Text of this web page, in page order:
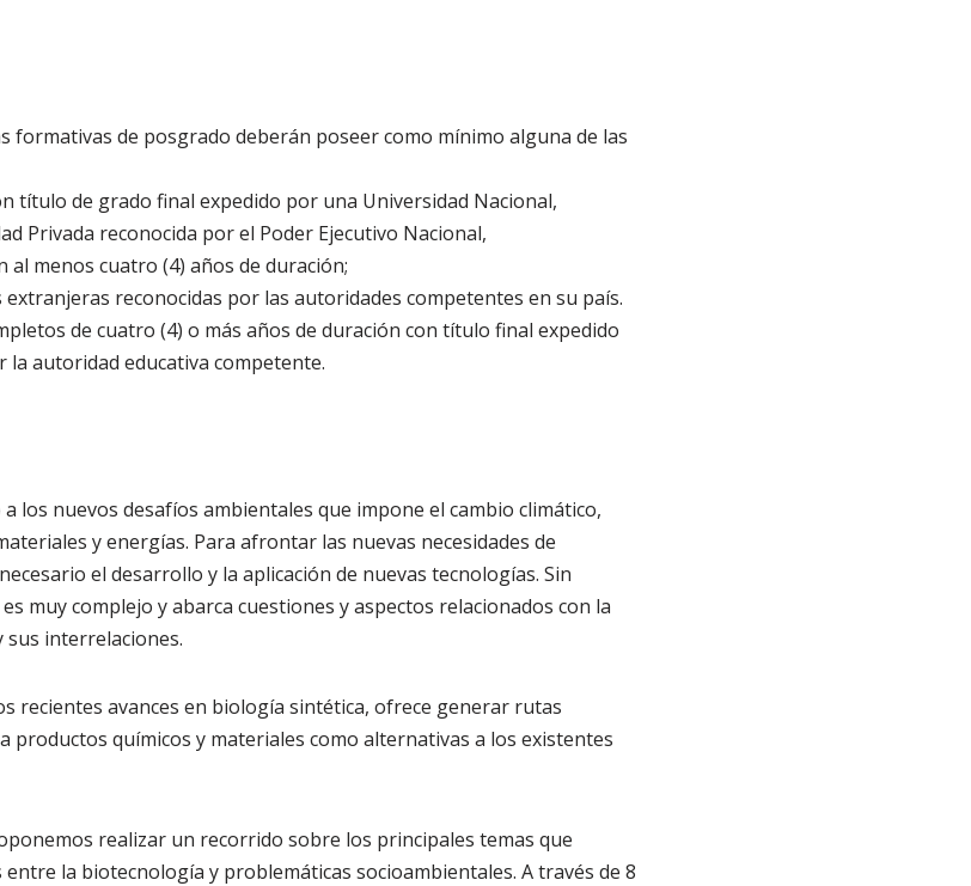
formativas de posgrado deberán poseer como mínimo alguna de las
título de grado final expedido por una Universidad Nacional,
Privada reconocida por el Poder Ejecutivo Nacional,
menos cuatro (4) años de duración;
reconocidas por las autoridades competentes en su país.
de cuatro (4) o más años de duración con título final expedido
autoridad educativa competente.
los nuevos desafíos ambientales que impone el cambio climático,
y energías. Para afrontar las nuevas necesidades de
el desarrollo y la aplicación de nuevas tecnologías. Sin
muy complejo y abarca cuestiones y aspectos relacionados con la
sus interrelaciones.
recientes avances en biología sintética, ofrece generar rutas
productos químicos y materiales como alternativas a los existentes
realizar un recorrido sobre los principales temas que
la biotecnología y problemáticas socioambientales. A través de 8